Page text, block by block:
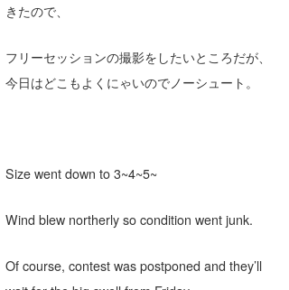
きたので、
フリーセッションの撮影をしたいところだが、
今日はどこもよくにゃいのでノーシュート。
Size went down to 3~4~5~
Wind blew northerly so condition went junk.
Of course, contest was postponed and they’ll
Yasunari Inoue
Yoshiyuki Obata
arukasvision
Colors MAGAZINE
WAVAL
福島寿実子
中浦“JET”章
嵯峨明日香
大野”MAR”修聖
波伝説スタッフ
☆加藤
+☆maki☆+
H
波伝説